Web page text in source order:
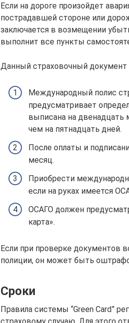
Если на дороге произойдет
пострадавшей стороне или
заключается в возмещении
выполнит все пункты
Данный страховочный документ
Международный полис
предусматривает
выписана на двенадцать
чем на пятнадцать дней.
После оплаты и
месяц.
Приобрести
если на руках имеется
ОСАГО должен
карта».
Если при проверке документов
полиции, он может быть
Сроки
Правила системы “Green Card”